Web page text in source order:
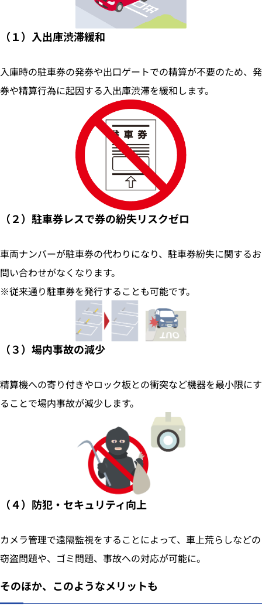
（１）入出庫渋滞緩和
入庫時の駐車券の発券や出口ゲートでの精算が不要のため、発
券や精算行為に起因する入出庫渋滞を緩和します。
（２）駐車券レスで券の紛失リスクゼロ
車両ナンバーが駐車券の代わりになり、駐車券紛失に関するお
問い合わせがなくなります。
※従来通り駐車券を発行することも可能です。
（３）場内事故の減少
精算機への寄り付きやロック板との衝突など機器を最小限にす
ることで場内事故が減少します。
（４）防犯・セキュリティ向上
カメラ管理で遠隔監視をすることによって、車上荒らしなどの
窃盗問題や、ゴミ問題、事故への対応が可能に。
そのほか、このようなメリットも